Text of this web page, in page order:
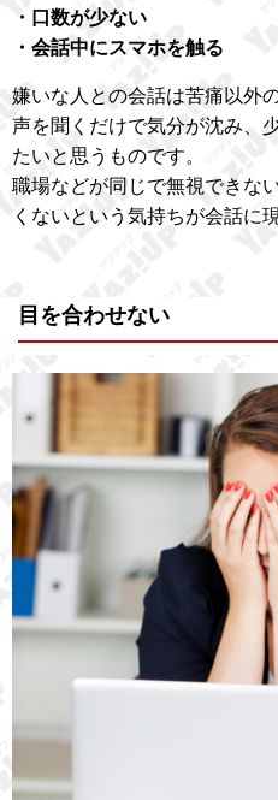
・口数が少ない
・会話中にスマホを触る
嫌いな人との会話は苦痛以外
声を聞くだけで気分が沈み、
たいと思うものです。
職場などが同じで無視できな
くないという気持ちが会話に
目を合わせない